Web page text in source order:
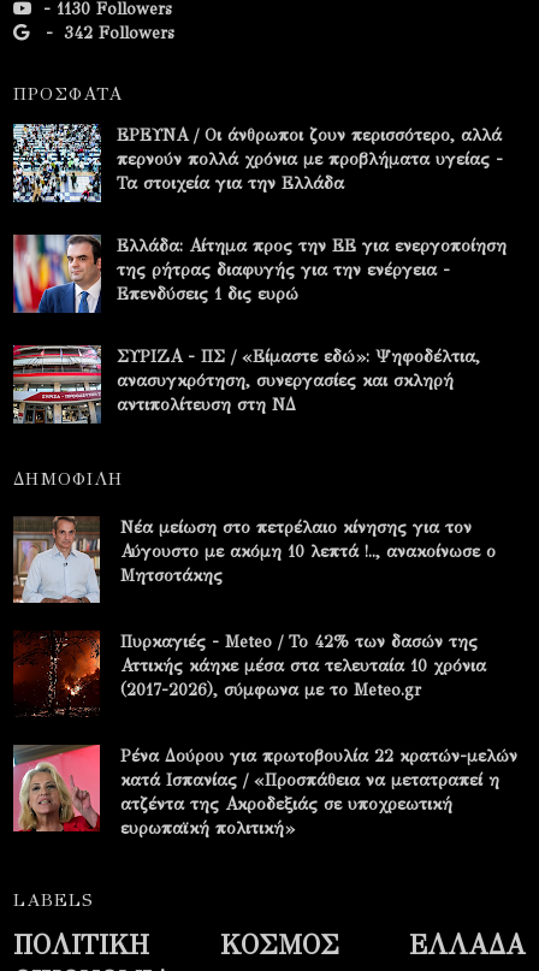
- 1130 Followers
- 342 Followers
ΠΡΟΣΦΑΤΑ
ΕΡΕΥΝΑ / Οι άνθρωποι ζουν περισσότερο, αλλά
περνούν πολλά χρόνια με προβλήματα υγείας -
Τα στοιχεία για την Ελλάδα
Ελλάδα: Αίτημα προς την ΕΕ για ενεργοποίηση
της ρήτρας διαφυγής για την ενέργεια -
Επενδύσεις 1 δις ευρώ
ΣΥΡΙΖΑ - ΠΣ / «Είμαστε εδώ»: Ψηφοδέλτια,
ανασυγκρότηση, συνεργασίες και σκληρή
αντιπολίτευση στη ΝΔ
ΔΗΜΟΦΙΛΗ
Νέα μείωση στο πετρέλαιο κίνησης για τον
Αύγουστο με ακόμη 10 λεπτά !.., ανακοίνωσε ο
Μητσοτάκης
Πυρκαγιές - Meteo / Το 42% των δασών της
Αττικής κάηκε μέσα στα τελευταία 10 χρόνια
(2017-2026), σύμφωνα με το Meteo.gr
Ρένα Δούρου για πρωτοβουλία 22 κρατών-μελών
κατά Ισπανίας / «Προσπάθεια να μετατραπεί η
ατζέντα της Ακροδεξιάς σε υποχρεωτική
ευρωπαϊκή πολιτική»
LABELS
ΠΟΛΙΤΙΚΗ ΚΟΣΜΟΣ
ΕΛΛΑΔΑ